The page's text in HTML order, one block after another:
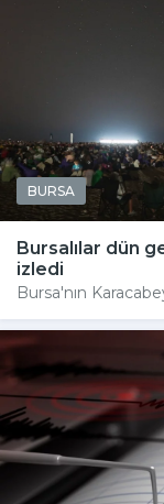
BURSA
Bursalılar dün
izledi
Bursa'nın